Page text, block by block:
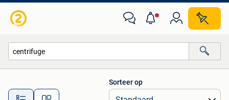
Alle afstanden…
Sorteer op